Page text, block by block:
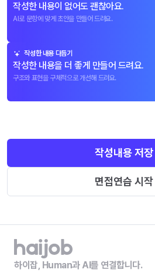
작성한 내용이 없어도 괜찮아요.
AI로 문항에 맞게 초안을 만들어 드려요.
작성한 내용 다듬기
작성한 내용을 더 좋게 만들어 드려요.
구조와 표현을 구체적으로 개선해 드려요.
작성내용 저장
면접연습 시작
하이잡, Human과 AI를 연결합니다.